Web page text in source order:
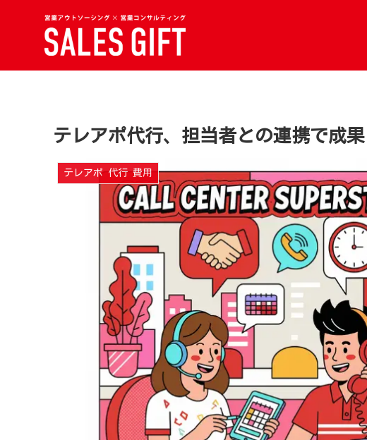
テレアポ代行、担当者との連携で成
テレアポ 代行 費用